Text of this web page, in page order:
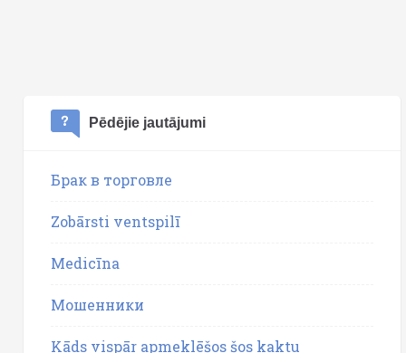
Pēdējie jautājumi
Брак в торговле
Zobārsti ventspilī
Medicīna
Мошенники
Kāds vispār apmeklēšos šos kaktu